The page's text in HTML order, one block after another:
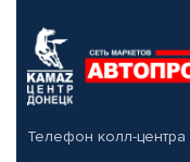
Телефон колл-центра